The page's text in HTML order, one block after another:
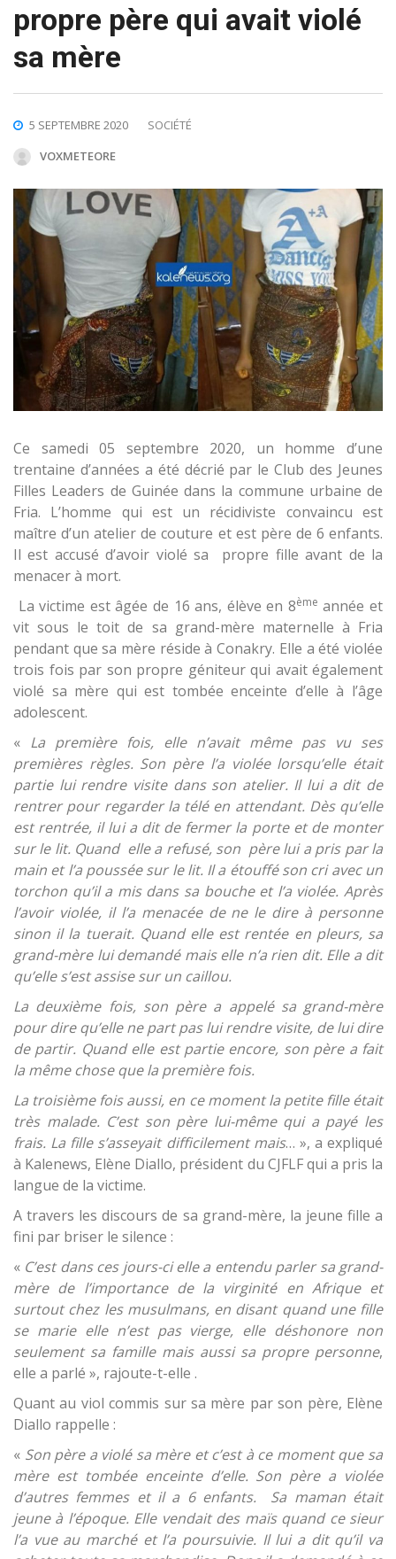
propre père qui avait violé
sa mère
5 SEPTEMBRE 2020
SOCIÉTÉ
VOXMETEORE
Ce samedi 05 septembre 2020, un homme d’une
trentaine d’années a été décrié par le Club des Jeunes
Filles Leaders de Guinée dans la commune urbaine de
Fria. L’homme qui est un récidiviste convaincu est
maître d’un atelier de couture et est père de 6 enfants.
Il est accusé d’avoir violé sa propre fille avant de la
menacer à mort.
La victime est âgée de 16 ans, élève en 8ème année et
vit sous le toit de sa grand-mère maternelle à Fria
pendant que sa mère réside à Conakry. Elle a été violée
trois fois par son propre géniteur qui avait également
violé sa mère qui est tombée enceinte d’elle à l’âge
adolescent.
« La première fois, elle n’avait même pas vu ses
premières règles. Son père l’a violée lorsqu’elle était
partie lui rendre visite dans son atelier. Il lui a dit de
rentrer pour regarder la télé en attendant. Dès qu’elle
est rentrée, il lui a dit de fermer la porte et de monter
sur le lit. Quand elle a refusé, son père lui a pris par la
main et l’a poussée sur le lit. Il a étouffé son cri avec un
torchon qu’il a mis dans sa bouche et l’a violée. Après
l’avoir violée, il l’a menacée de ne le dire à personne
sinon il la tuerait. Quand elle est rentée en pleurs, sa
grand-mère lui demandé mais elle n’a rien dit. Elle a dit
qu’elle s’est assise sur un caillou.
La deuxième fois, son père a appelé sa grand-mère
pour dire qu’elle ne part pas lui rendre visite, de lui dire
de partir. Quand elle est partie encore, son père a fait
la même chose que la première fois.
La troisième fois aussi, en ce moment la petite fille était
très malade. C’est son père lui-même qui a payé les
frais. La fille s’asseyait difficilement mais… », a expliqué
à Kalenews, Elène Diallo, président du CJFLF qui a pris la
langue de la victime.
A travers les discours de sa grand-mère, la jeune fille a
fini par briser le silence :
« C’est dans ces jours-ci elle a entendu parler sa grand-
mère de l’importance de la virginité en Afrique et
surtout chez les musulmans, en disant quand une fille
se marie elle n’est pas vierge, elle déshonore non
seulement sa famille mais aussi sa propre personne,
elle a parlé », rajoute-t-elle .
Quant au viol commis sur sa mère par son père, Elène
Diallo rappelle :
« Son père a violé sa mère et c’est à ce moment que sa
mère est tombée enceinte d’elle. Son père a violée
d’autres femmes et il a 6 enfants. Sa maman était
jeune à l’époque. Elle vendait des maïs quand ce sieur
l’a vue au marché et l’a poursuivie. Il lui a dit qu’il va